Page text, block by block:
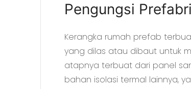
Pengungsi
Kerangka rumah prefab
yang dilas atau dibaut untuk
atapnya terbuat dari panel
bahan isolasi termal lainnya,